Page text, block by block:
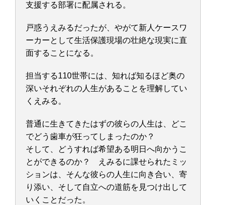
支援する部署に配属される。
戸惑うえみるだったが、やがて新人ケースワ
ーカーとして生活保護現場の壮絶な現実に直
面することになる。
担当する110世帯には、知れば知るほど奥の
深いそれぞれの人生があることを理解してい
くえみる。
普通に生きてきたはずの彼らの人生は、どこ
でどう歯車が狂ってしまったのか？
そして、どうすれば希望ある明日へ向かうこ
とができるのか？ えみるに課せられたミッ
ションは、そんな彼らの人生に向き合い、寄
り添い、そして自立への道筋を見つけ出して
いくことだった。